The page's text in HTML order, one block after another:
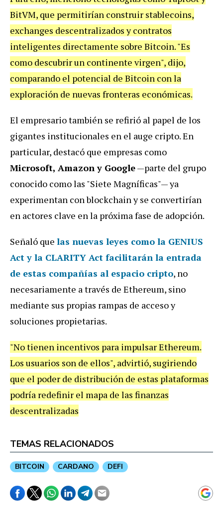
BitVM, que permitirían construir stablecoins,
exchanges descentralizados y contratos
inteligentes directamente sobre Bitcoin. "Es
como descubrir un continente virgen", dijo,
comparando el potencial de Bitcoin con la
exploración de nuevas fronteras económicas.
El empresario también se refirió al papel de los
gigantes institucionales en el auge cripto. En
particular, destacó que empresas como
Microsoft, Amazon y Google—parte del grupo
conocido como las "Siete Magníficas"— ya
experimentan con blockchain y se convertirían
en actores clave en la próxima fase de adopción.
Señaló que las nuevas leyes como la GENIUS
Acty la CLARITY Act facilitarán la entrada
de estas compañías al espacio cripto, no
necesariamente a través de Ethereum, sino
mediante sus propias rampas de acceso y
soluciones propietarias.
"No tienen incentivos para impulsar Ethereum.
Los usuarios son de ellos", advirtió, sugiriendo
que el poder de distribución de estas plataformas
podría redefinir el mapa de las finanzas
descentralizadas
TEMAS RELACIONADOS
BITCOIN CARDANO DEFI